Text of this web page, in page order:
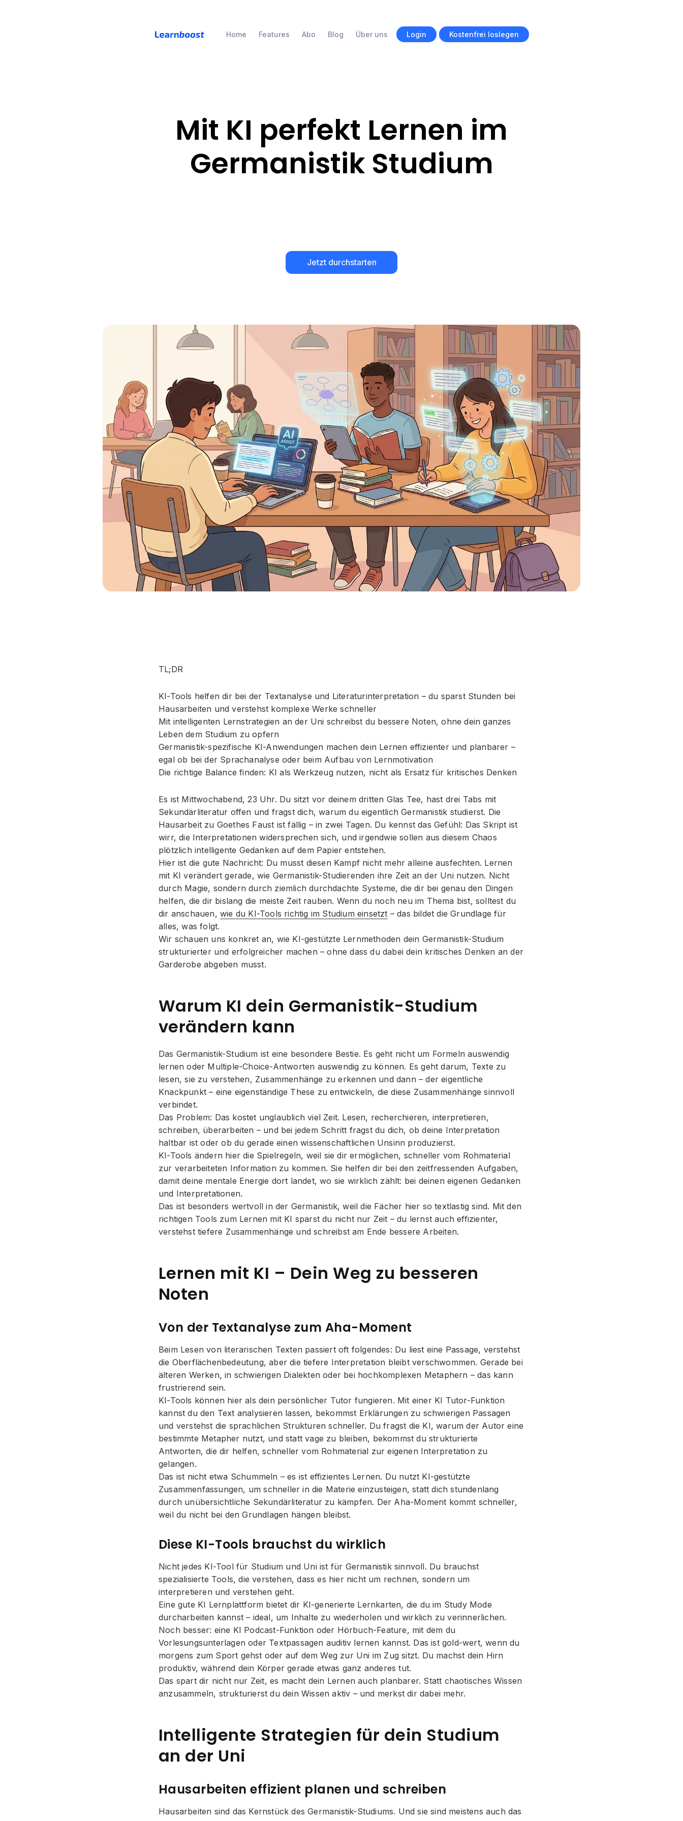
Home Features Abo Blog Über uns Login Kostenfrei loslegen
Mit KI perfekt Lernen im
Germanistik Studium
Jetzt durchstarten
TL;DR
KI-Tools helfen dir bei der Textanalyse und Literaturinterpretation – du sparst Stunden bei
Hausarbeiten und verstehst komplexe Werke schneller
Mit intelligenten Lernstrategien an der Uni schreibst du bessere Noten, ohne dein ganzes
Leben dem Studium zu opfern
Germanistik-spezifische KI-Anwendungen machen dein Lernen effizienter und planbarer –
egal ob bei der Sprachanalyse oder beim Aufbau von Lernmotivation
Die richtige Balance finden: KI als Werkzeug nutzen, nicht als Ersatz für kritisches Denken
Es ist Mittwochabend, 23 Uhr. Du sitzt vor deinem dritten Glas Tee, hast drei Tabs mit
Sekundärliteratur offen und fragst dich, warum du eigentlich Germanistik studierst. Die
Hausarbeit zu Goethes Faust ist fällig – in zwei Tagen. Du kennst das Gefühl: Das Skript ist
wirr, die Interpretationen widersprechen sich, und irgendwie sollen aus diesem Chaos
plötzlich intelligente Gedanken auf dem Papier entstehen.
Hier ist die gute Nachricht: Du musst diesen Kampf nicht mehr alleine ausfechten. Lernen
mit KI verändert gerade, wie Germanistik-Studierenden ihre Zeit an der Uni nutzen. Nicht
durch Magie, sondern durch ziemlich durchdachte Systeme, die dir bei genau den Dingen
helfen, die dir bislang die meiste Zeit rauben. Wenn du noch neu im Thema bist, solltest du
dir anschauen, wie du KI-Tools richtig im Studium einsetzt – das bildet die Grundlage für
alles, was folgt.
Wir schauen uns konkret an, wie KI-gestützte Lernmethoden dein Germanistik-Studium
strukturierter und erfolgreicher machen – ohne dass du dabei dein kritisches Denken an der
Garderobe abgeben musst.
Warum KI dein Germanistik-Studium
verändern kann
Das Germanistik-Studium ist eine besondere Bestie. Es geht nicht um Formeln auswendig
lernen oder Multiple-Choice-Antworten auswendig zu können. Es geht darum, Texte zu
lesen, sie zu verstehen, Zusammenhänge zu erkennen und dann – der eigentliche
Knackpunkt – eine eigenständige These zu entwickeln, die diese Zusammenhänge sinnvoll
verbindet.
Das Problem: Das kostet unglaublich viel Zeit. Lesen, recherchieren, interpretieren,
schreiben, überarbeiten – und bei jedem Schritt fragst du dich, ob deine Interpretation
haltbar ist oder ob du gerade einen wissenschaftlichen Unsinn produzierst.
KI-Tools ändern hier die Spielregeln, weil sie dir ermöglichen, schneller vom Rohmaterial
zur verarbeiteten Information zu kommen. Sie helfen dir bei den zeitfressenden Aufgaben,
damit deine mentale Energie dort landet, wo sie wirklich zählt: bei deinen eigenen Gedanken
und Interpretationen.
Das ist besonders wertvoll in der Germanistik, weil die Fächer hier so textlastig sind. Mit den
richtigen Tools zum Lernen mit KI sparst du nicht nur Zeit – du lernst auch effizienter,
verstehst tiefere Zusammenhänge und schreibst am Ende bessere Arbeiten.
Lernen mit KI – Dein Weg zu besseren
Noten
Von der Textanalyse zum Aha-Moment
Beim Lesen von literarischen Texten passiert oft folgendes: Du liest eine Passage, verstehst
die Oberflächenbedeutung, aber die tiefere Interpretation bleibt verschwommen. Gerade bei
älteren Werken, in schwierigen Dialekten oder bei hochkomplexen Metaphern – das kann
frustrierend sein.
KI-Tools können hier als dein persönlicher Tutor fungieren. Mit einer KI Tutor-Funktion
kannst du den Text analysieren lassen, bekommst Erklärungen zu schwierigen Passagen
und verstehst die sprachlichen Strukturen schneller. Du fragst die KI, warum der Autor eine
bestimmte Metapher nutzt, und statt vage zu bleiben, bekommst du strukturierte
Antworten, die dir helfen, schneller vom Rohmaterial zur eigenen Interpretation zu
gelangen.
Das ist nicht etwa Schummeln – es ist effizientes Lernen. Du nutzt KI-gestützte
Zusammenfassungen, um schneller in die Materie einzusteigen, statt dich stundenlang
durch unübersichtliche Sekundärliteratur zu kämpfen. Der Aha-Moment kommt schneller,
weil du nicht bei den Grundlagen hängen bleibst.
Diese KI-Tools brauchst du wirklich
Nicht jedes KI-Tool für Studium und Uni ist für Germanistik sinnvoll. Du brauchst
spezialisierte Tools, die verstehen, dass es hier nicht um rechnen, sondern um
interpretieren und verstehen geht.
Eine gute KI Lernplattform bietet dir KI-generierte Lernkarten, die du im Study Mode
durcharbeiten kannst – ideal, um Inhalte zu wiederholen und wirklich zu verinnerlichen.
Noch besser: eine KI Podcast-Funktion oder Hörbuch-Feature, mit dem du
Vorlesungsunterlagen oder Textpassagen auditiv lernen kannst. Das ist gold-wert, wenn du
morgens zum Sport gehst oder auf dem Weg zur Uni im Zug sitzt. Du machst dein Hirn
produktiv, während dein Körper gerade etwas ganz anderes tut.
Das spart dir nicht nur Zeit, es macht dein Lernen auch planbarer. Statt chaotisches Wissen
anzusammeln, strukturierst du dein Wissen aktiv – und merkst dir dabei mehr.
Intelligente Strategien für dein Studium
an der Uni
Hausarbeiten effizient planen und schreiben
Hausarbeiten sind das Kernstück des Germanistik-Studiums. Und sie sind meistens auch das